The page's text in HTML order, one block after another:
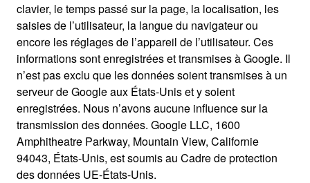
clavier, le temps passé sur la page, la localisation, les
saisies de l’utilisateur, la langue du navigateur ou
encore les réglages de l’appareil de l’utilisateur. Ces
informations sont enregistrées et transmises à Google. Il
n’est pas exclu que les données soient transmises à un
serveur de Google aux États-Unis et y soient
enregistrées. Nous n’avons aucune influence sur la
transmission des données. Google LLC, 1600
Amphitheatre Parkway, Mountain View, Californie
94043, États-Unis, est soumis au Cadre de protection
des données UE-États-Unis.